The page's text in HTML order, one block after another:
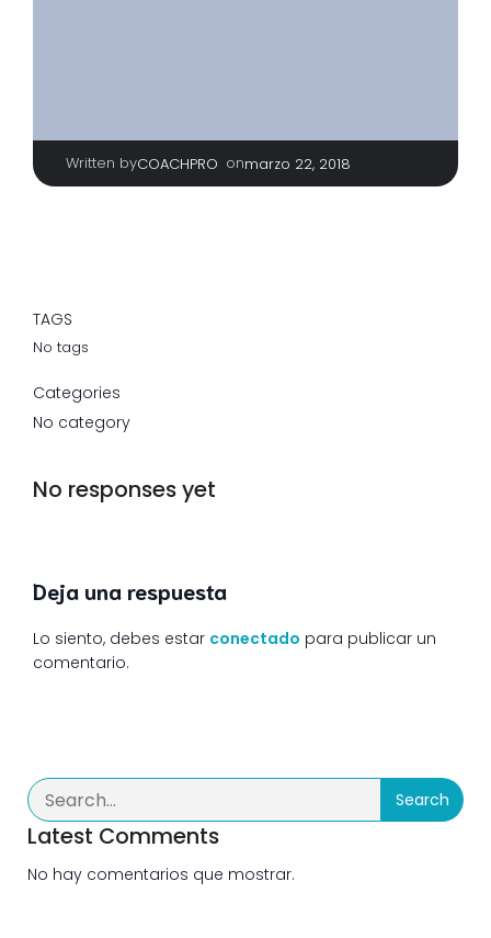
Written byCOACHPRO onmarzo 22, 2018
TAGS
No tags
Categories
No category
No responses yet
Deja una respuesta
Lo siento, debes estar conectado para publicar un
comentario.
Search
Latest Comments
No hay comentarios que mostrar.